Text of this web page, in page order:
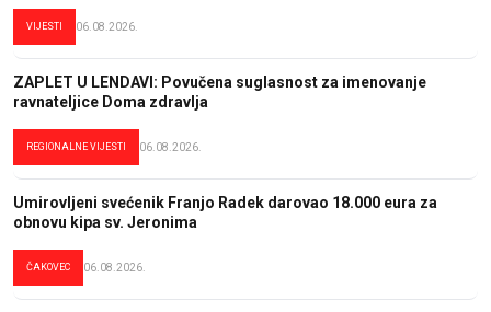
VIJESTI 06.08.2026.
ZAPLET U LENDAVI: Povučena suglasnost za imenovanje
ravnateljice Doma zdravlja
REGIONALNE VIJESTI 06.08.2026.
Umirovljeni svećenik Franjo Radek darovao 18.000 eura za
obnovu kipa sv. Jeronima
ČAKOVEC 06.08.2026.